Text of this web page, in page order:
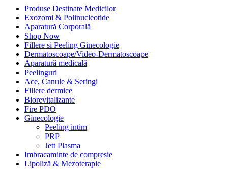
Produse Destinate Medicilor
Exozomi & Polinucleotide
Aparatură Corporală
Shop Now
Fillere si Peeling Ginecologie
Dermatoscoape/Video-Dermatoscoape
Aparatură medicală
Peelinguri
Ace, Canule & Seringi
Fillere dermice
Biorevitalizante
Fire PDO
Ginecologie
Peeling intim
PRP
Jett Plasma
Imbracaminte de compresie
Lipoliză & Mezoterapie